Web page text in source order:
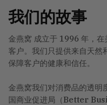
我们的故事
金燕窝 成立于 1996 年，
客户。我们只提供来自天然
保障客户的健康和信任。
金燕窝我们对消费品的透明
国商业促进局（Better